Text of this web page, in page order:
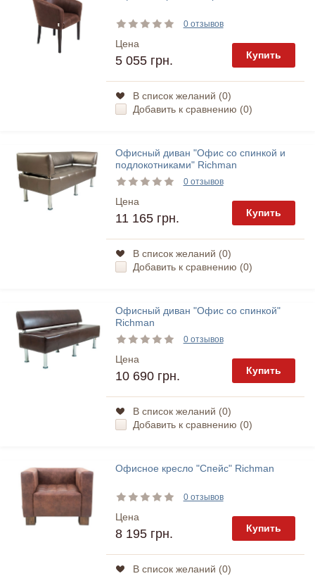
0 отзывов
Цена
5 055 грн. Купить
В список желаний (0)
Добавить к сравнению (0)
Офисный диван "Офис со спинкой и
подлокотниками" Richman
0 отзывов
Цена
11 165 грн. Купить
В список желаний (0)
Добавить к сравнению (0)
Офисный диван "Офис со спинкой"
Richman
0 отзывов
Цена
10 690 грн. Купить
В список желаний (0)
Добавить к сравнению (0)
Офисное кресло "Спейс" Richman
0 отзывов
Цена
8 195 грн. Купить
В список желаний (0)